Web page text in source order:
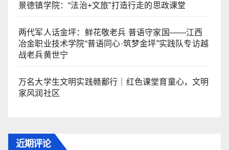
景德镇学院：“法治+文旅”打造行走的思政课堂
两代军人话金坪：鲜花敬老兵 普语守家国——江西
冶金职业技术学院“普语同心·筑梦金坪”实践队专访越
战老兵黄世宁
万名大学生文明实践赣鄱行｜红色课堂育童心，文明
家风润社区
近期评论